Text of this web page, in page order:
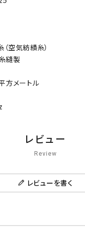
空気紡績糸）
縫製
方メートル
レビュー
Review
レビューを書く